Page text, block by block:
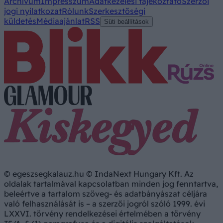
jogi nyilatkozatRólunkSzerkesztőségi
küldetésMédiaajánlatRSS Süti beállítások
© egeszsegkalauz.hu © IndaNext Hungary Kft. Az
oldalak tartalmával kapcsolatban minden jog fenntartva,
beleértve a tartalom szöveg- és adatbányászat céljára
való felhasználását is – a szerzői jogról szóló 1999. évi
LXXVI. törvény rendelkezései értelmében a törvény